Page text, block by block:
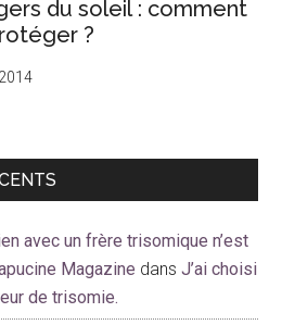
du soleil : comment
?
avec un frère trisomique n’est
Magazine dansJ’ai choisi
de trisomie.